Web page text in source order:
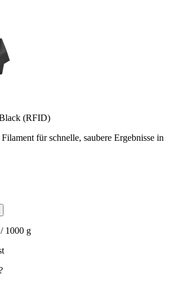
(RFID)
für schnelle, saubere Ergebnisse in
1000 g